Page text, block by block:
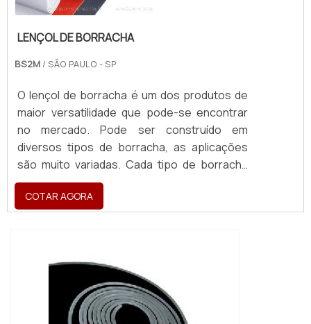
LENÇOL DE BORRACHA
BS2M / SÃO PAULO - SP
O lençol de borracha é um dos produtos de
maior versatilidade que pode-se encontrar
no mercado. Pode ser construído em
diversos tipos de borracha, as aplicações
são muito variadas. Cada tipo de borracha
tem características diferentes e essas
fazem com que elas possam ser utilizados
nas mais variadas áreas.MAIS INFORMAÇÕES
lençol borracha contém característi...
COTAR AGORA